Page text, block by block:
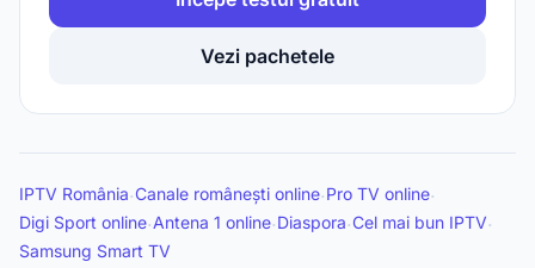
Vezi pachetele
IPTV România·Canale românești online·Pro TV online·
Digi Sport online·Antena 1 online·Diaspora·Cel mai bun IPTV·
Samsung Smart TV